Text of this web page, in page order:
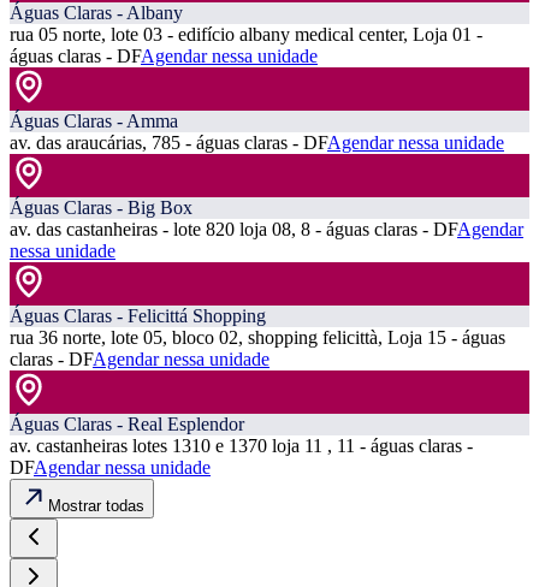
Águas Claras - Albany
rua 05 norte, lote 03 - edifício albany medical center, Loja 01 -
águas claras - DFAgendar nessa unidade
Águas Claras - Amma
av. das araucárias, 785 - águas claras - DFAgendar nessa unidade
Águas Claras - Big Box
av. das castanheiras - lote 820 loja 08, 8 - águas claras - DFAgendar
nessa unidade
Águas Claras - Felicittá Shopping
rua 36 norte, lote 05, bloco 02, shopping felicittà, Loja 15 - águas
claras - DFAgendar nessa unidade
Águas Claras - Real Esplendor
av. castanheiras lotes 1310 e 1370 loja 11 , 11 - águas claras -
DFAgendar nessa unidade
Mostrar todas